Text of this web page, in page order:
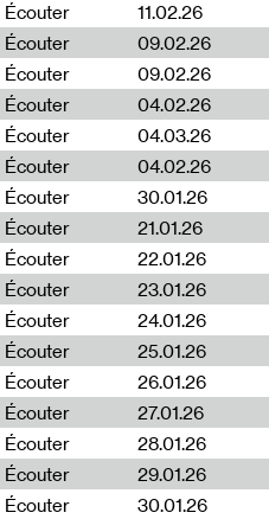
Écouter
11.02.26
Écouter
09.02.26
Écouter
09.02.26
Écouter
04.02.26
Écouter
04.03.26
Écouter
04.02.26
Écouter
30.01.26
Écouter
21.01.26
Écouter
22.01.26
Écouter
23.01.26
Écouter
24.01.26
Écouter
25.01.26
Écouter
26.01.26
Écouter
27.01.26
Écouter
28.01.26
Écouter
29.01.26
Écouter
30.01.26